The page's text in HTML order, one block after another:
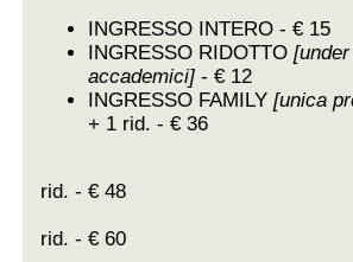
INGRESSO INTERO - € 15
INGRESSO RIDOTTO
accademici]- € 12
INGRESSO FAMILY [unica
+ 1 rid. - € 36
2 int.
rid. - € 48
3 int.
rid. - € 60